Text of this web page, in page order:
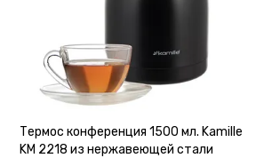
Термос конференция 1500 мл. Kamille
KM 2218 из нержавеющей стали